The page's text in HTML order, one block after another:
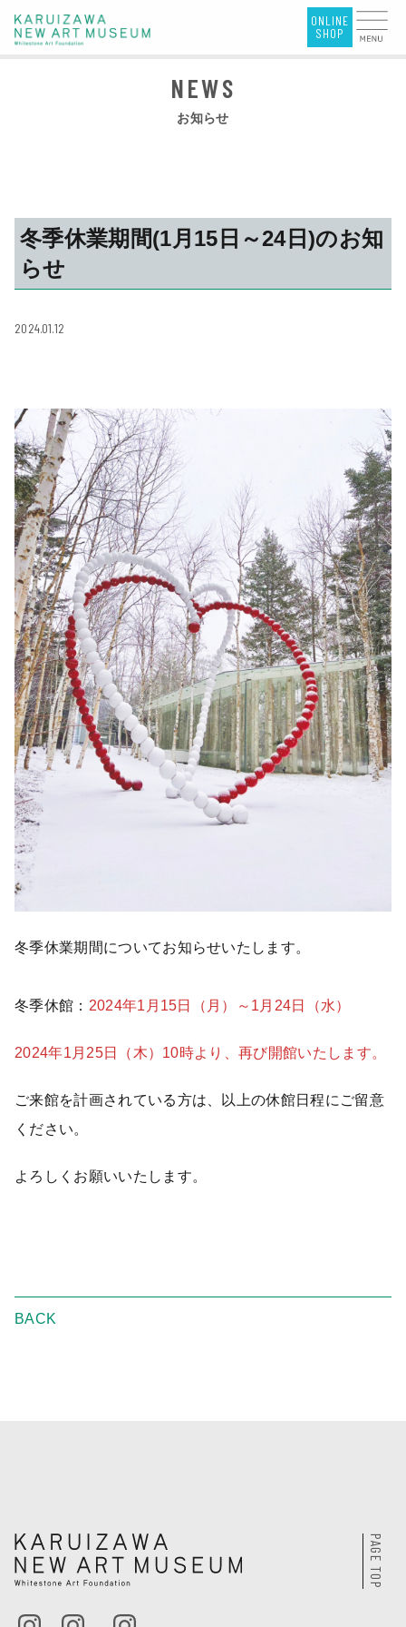
お知らせ
冬季休業期間(1月15日～24日)のお知
らせ
2024.01.12
冬季休業期間についてお知らせいたします。
冬季休館： 2024年1月15日（月）～1月24日（水）
2024年1月25日（木）10時より、再び開館いたします。
ご来館を計画されている方は、以上の休館日程にご留意
ください。
よろしくお願いいたします。
BACK
PAGE TOP